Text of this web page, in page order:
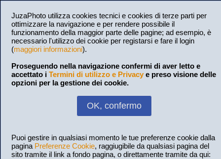
JuzaPhoto utilizza cookies tecnici e cookies di terze parti per
ottimizzare la navigazione e per rendere possibile il
funzionamento della maggior parte delle pagine; ad esempio, è
necessario l'utilizzo dei cookie per registarsi e fare il login
(maggiori informazioni).
Proseguendo nella navigazione confermi di aver letto e
accettato i Termini di utilizzo e Privacy e preso visione delle
opzioni per la gestione dei cookie.
OK, confermo
Puoi gestire in qualsiasi momento le tue preferenze cookie dalla
pagina Preferenze Cookie, raggiugibile da qualsiasi pagina del
sito tramite il link a fondo pagina, o direttamente tramite da qui: